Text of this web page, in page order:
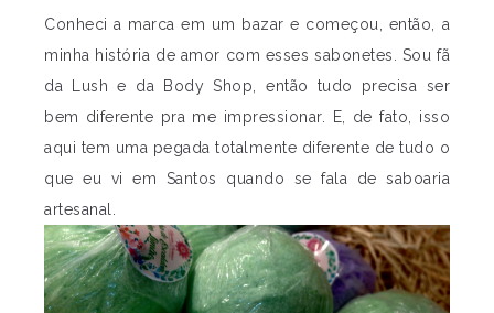
Conheci a marca em um bazar e começou, então, a
minha história de amor com esses sabonetes. Sou fã
da Lush e da Body Shop, então tudo precisa ser
bem diferente pra me impressionar. E, de fato, isso
aqui tem uma pegada totalmente diferente de tudo o
que eu vi em Santos quando se fala de saboaria
artesanal.